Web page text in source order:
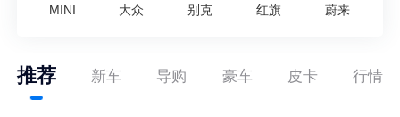
MINI 大众 别克 红旗 蔚来
推荐 新车 导购 豪车 皮卡 行情